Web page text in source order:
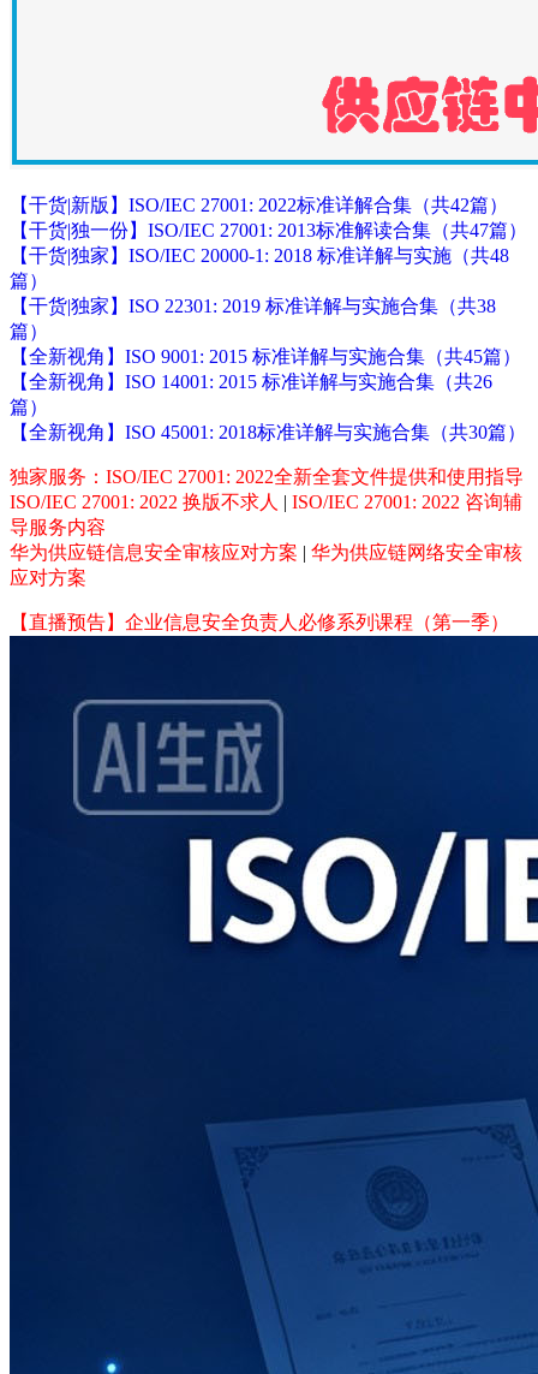
【干货|新版】ISO/IEC 27001: 2022标准详解合集（共42篇）
【干货|独一份】ISO/IEC 27001: 2013标准解读合集（共47篇）
【干货|独家】ISO/IEC 20000-1: 2018 标准详解与实施（共48
篇）
【干货|独家】ISO 22301: 2019 标准详解与实施合集（共38
篇）
【全新视角】ISO 9001: 2015 标准详解与实施合集（共45篇）
【全新视角】ISO 14001: 2015 标准详解与实施合集（共26
篇）
【全新视角】ISO 45001: 2018标准详解与实施合集（共30篇）
独家服务：ISO/IEC 27001: 2022全新全套文件提供和使用指导
ISO/IEC 27001: 2022 换版不求人 | ISO/IEC 27001: 2022 咨询辅
导服务内容
华为供应链信息安全审核应对方案 | 华为供应链网络安全审核
应对方案
【直播预告】企业信息安全负责人必修系列课程（第一季）